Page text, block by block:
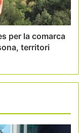
per la comarca
territori